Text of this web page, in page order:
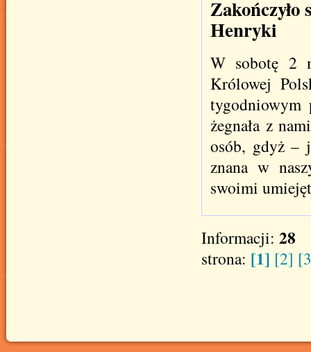
Zakończyło
Henryki
W sobotę 2
Królowej
tygodniowym
żegnała z
osób, gdyż –
znana w
swoimi
Informacji: 28
strona: [1] [2]